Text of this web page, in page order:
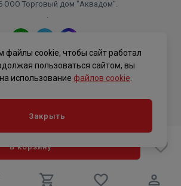
В корзину
ООО Торговый дом "Аквадом".
.
конфиденциальности
файлы cookie, чтобы сайт работал
пользоваться сайтом, вы
использование файлов cookie
Закрыть